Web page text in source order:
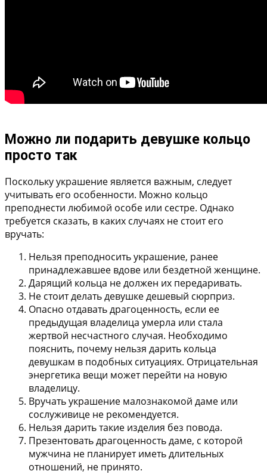
Можно ли подарить девушке кольцо
просто так
Поскольку украшение является важным, следует
учитывать его особенности. Можно кольцо
преподнести любимой особе или сестре. Однако
требуется сказать, в каких случаях не стоит его
вручать:
Нельзя преподносить украшение, ранее
принадлежавшее вдове или бездетной женщине.
Дарящий кольца не должен их передаривать.
Не стоит делать девушке дешевый сюрприз.
Опасно отдавать драгоценность, если ее
предыдущая владелица умерла или стала
жертвой несчастного случая. Необходимо
пояснить, почему нельзя дарить кольца
девушкам в подобных ситуациях. Отрицательная
энергетика вещи может перейти на новую
владелицу.
Вручать украшение малознакомой даме или
сослуживице не рекомендуется.
Нельзя дарить такие изделия без повода.
Презентовать драгоценность даме, с которой
мужчина не планирует иметь длительных
отношений, не принято.